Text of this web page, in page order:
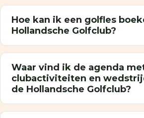
Hoe kan ik een golfles
Hollandsche Golfclub?
Waar vind ik de agenda
clubactiviteiten en
de Hollandsche Golfclub?